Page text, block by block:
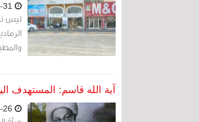
ليس
آية الله قاسم: المستهدف